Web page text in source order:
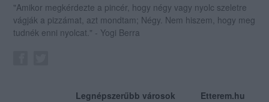
"Amikor megkérdezte a pincér, hogy négy vagy nyolc szeletre
vágják a pizzámat, azt mondtam; Négy. Nem hiszem, hogy meg
tudnék enni nyolcat." - Yogi Berra
Legnépszerűbb városok Etterem.hu